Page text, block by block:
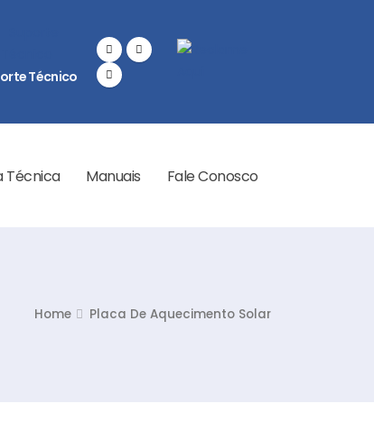
Técnico
Técnica Manuais Fale Conosco
Home Placa De Aquecimento Solar